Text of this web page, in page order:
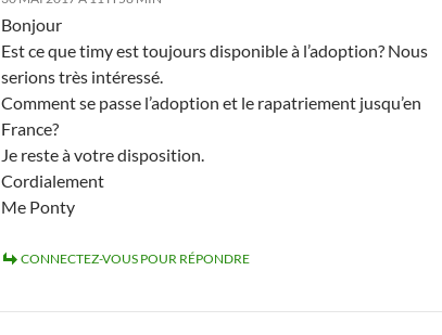
Bonjour
Est ce que timy est toujours disponible à l’adoption? Nous
serions très intéressé.
Comment se passe l’adoption et le rapatriement jusqu’en
France?
Je reste à votre disposition.
Cordialement
Me Ponty
CONNECTEZ-VOUS POUR RÉPONDRE